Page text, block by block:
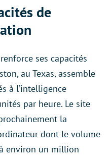
de
ses capacités
au Texas, assemble
à l’intelligence
par heure. Le site
la
dont le volume
environ un million